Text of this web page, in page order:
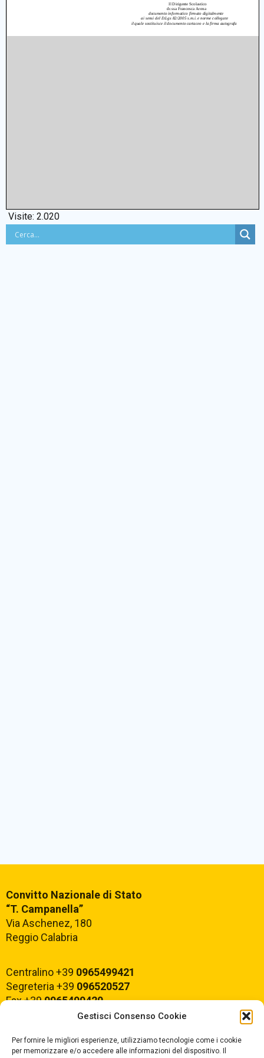
Gestisci Consenso Cookie
Per fornire le migliori esperienze, utilizziamo tecnologie come i cookie
per memorizzare e/o accedere alle informazioni del dispositivo. Il
Visite: 2.020
Convitto Nazionale di Stato
“T. Campanella”
Via Aschenez, 180
Reggio Calabria
Centralino +39 0965499421
Segreteria +39 096520527
Fax +390965499420
E-mail: rcvc010005@istruzione.it
PEC:rcvc010005@pec.istruzione.it